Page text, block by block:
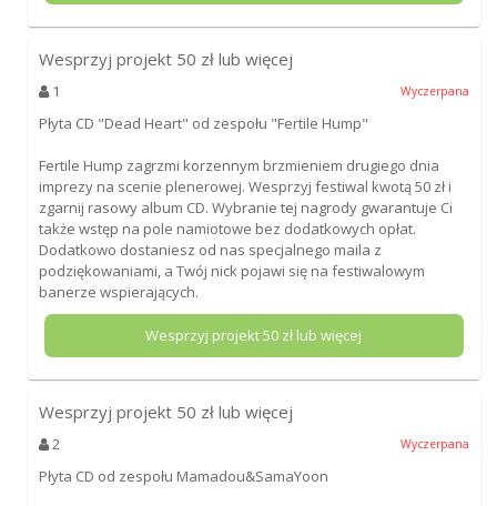
Wesprzyj projekt 50 zł lub więcej
1 Wyczerpana
Płyta CD "Dead Heart" od zespołu "Fertile Hump"
Fertile Hump zagrzmi korzennym brzmieniem drugiego dnia
imprezy na scenie plenerowej. Wesprzyj festiwal kwotą 50 zł i
zgarnij rasowy album CD. Wybranie tej nagrody gwarantuje Ci
także wstęp na pole namiotowe bez dodatkowych opłat.
Dodatkowo dostaniesz od nas specjalnego maila z
podziękowaniami, a Twój nick pojawi się na festiwalowym
banerze wspierających.
Wesprzyj projekt50 zł lub więcej
Wesprzyj projekt 50 zł lub więcej
2 Wyczerpana
Płyta CD od zespołu Mamadou&SamaYoon